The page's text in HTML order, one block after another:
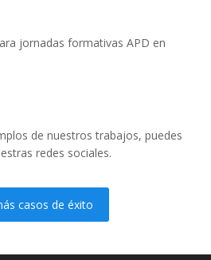
jornadas formativas APD en
de nuestros trabajos, puedes
redes sociales.
casos de éxito